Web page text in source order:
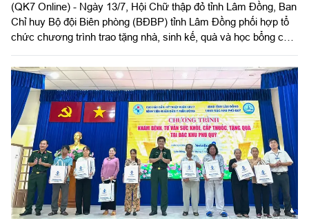
(QK7 Online) - Ngày 13/7, Hội Chữ thập đỏ tỉnh Lâm Đồng, Ban
Chỉ huy Bộ đội Biên phòng (BĐBP) tỉnh Lâm Đồng phối hợp tổ
chức chương trình trao tặng nhà, sinh kế, quà và học bổng cho
địa bàn xã Quảng Trực, tỉnh Lâm Đồng.